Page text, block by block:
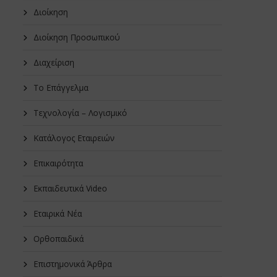
Διοίκηση
Διοίκηση Προσωπικού
Διαχείριση
Το Επάγγελμα
Τεχνολογία – Λογισμικό
Κατάλογος Εταιρειών
Επικαιρότητα
Εκπαιδευτικά Video
Εταιρικά Νέα
Oρθοπαιδικά
Επιστημονικά Άρθρα